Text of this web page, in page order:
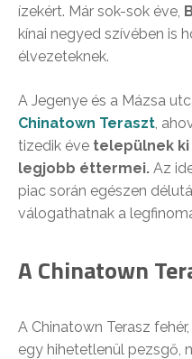
ízekért. Már sok-sok éve,
kínai negyed szívében is
élvezeteknek.
A Jegenye és a Mázsa
Chinatown Teraszt,
tizedik éve települnek ki
legjobb éttermei. Az
piac során egészen
válogathatnak a
A Chinatown
A Chinatown Terasz
egy hihetetlenül pezsgő,